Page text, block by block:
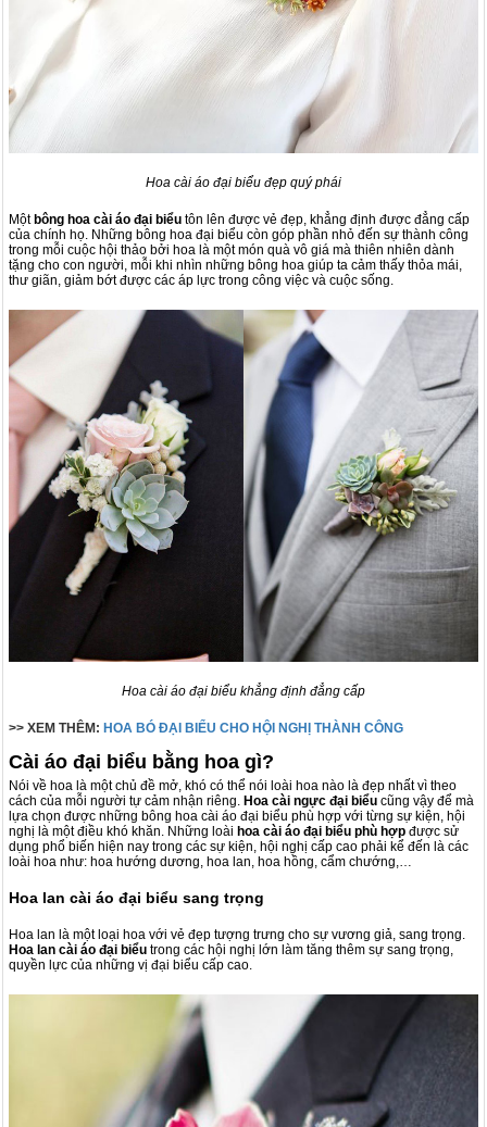
Hoa cài áo đại biểu đẹp quý phái
Mộtbông hoa cài áo đại biểu tôn lên được vẻ đẹp, khẳng định được đẳng cấp
của chính họ. Những bông hoa đại biểu còn góp phần nhỏ đến sự thành công
trong mỗi cuộc hội thảo bởi hoa là một món quà vô giá mà thiên nhiên dành
tặng cho con người, mỗi khi nhìn những bông hoa giúp ta cảm thấy thỏa mái,
thư giãn, giảm bớt được các áp lực trong công việc và cuộc sống.
Hoa cài áo đại biểu khẳng định đẳng cấp
>> XEM THÊM: HOA BÓ ĐẠI BIỂU CHO HỘI NGHỊ THÀNH CÔNG
Cài áo đại biểu bằng hoa gì?
Nói về hoa là một chủ đề mở, khó có thể nói loài hoa nào là đẹp nhất vì theo
cách của mỗi người tự cảm nhận riêng. Hoa cài ngực đại biểu cũng vậy để mà
lựa chọn được những bông hoa cài áo đại biểu phù hợp với từng sự kiện, hội
nghị là một điều khó khăn. Những loài hoa cài áo đại biểu phù hợp được sử
dụng phổ biến hiện nay trong các sự kiện, hội nghị cấp cao phải kể đến là các
loài hoa như: hoa hướng dương, hoa lan, hoa hồng, cẩm chướng,…
Hoa lan cài áo đại biểu sang trọng
Hoa lan là một loại hoa với vẻ đẹp tượng trưng cho sự vương giả, sang trọng.
Hoa lan cài áo đại biểu trong các hội nghị lớn làm tăng thêm sự sang trọng,
quyền lực của những vị đại biểu cấp cao.